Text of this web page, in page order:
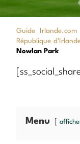
Guide Irlande.com
République
Nowlan Park
Menu